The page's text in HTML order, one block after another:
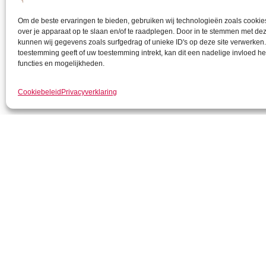
Om de beste ervaringen te bieden, gebruiken wij technologieën zoals
over je apparaat op te slaan en/of te raadplegen. Door in te stemmen met
kunnen wij gegevens zoals surfgedrag of unieke ID's op deze site
toestemming geeft of uw toestemming intrekt, kan dit een nadelige invloed
functies en mogelijkheden.
Cookiebeleid Privacyverklaring
verklaren dit door
De vraag naar